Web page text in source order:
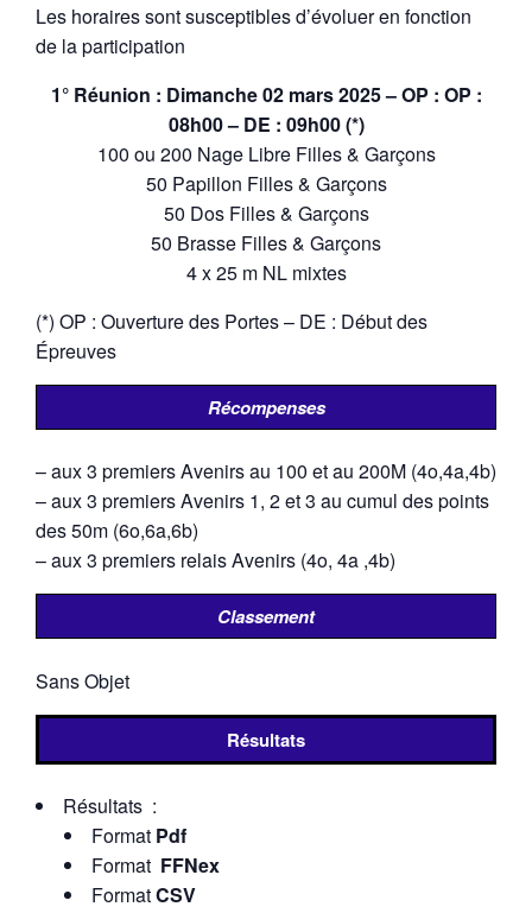
Les horaires sont susceptibles d’évoluer en fonction
de la participation
1° Réunion : Dimanche 02 mars 2025 – OP : OP :
08h00 – DE : 09h00 (*)
100 ou 200 Nage Libre Filles & Garçons
50 Papillon Filles & Garçons
50 Dos Filles & Garçons
50 Brasse Filles & Garçons
4 x 25 m NL mixtes
(*) OP : Ouverture des Portes – DE : Début des
Épreuves
Récompenses
– aux 3 premiers Avenirs au 100 et au 200M (4o,4a,4b)
– aux 3 premiers Avenirs 1, 2 et 3 au cumul des points
des 50m (6o,6a,6b)
– aux 3 premiers relais Avenirs (4o, 4a ,4b)
Classement
Sans Objet
Résultats
Résultats :
Format Pdf
Format FFNex
FormatCSV